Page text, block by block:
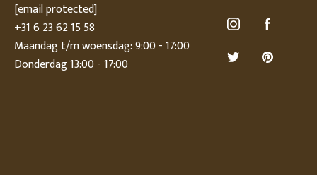
[email protected]
+31 6 23 62 15 58
Maandag t/m woensdag: 9:00 - 17:00
Donderdag 13:00 - 17:00